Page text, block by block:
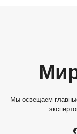
Мы освещаем